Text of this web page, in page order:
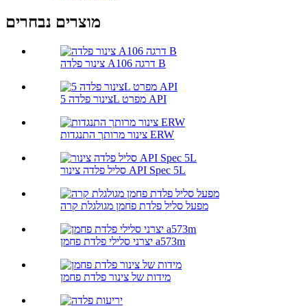
מוצרים נבחרים
צינור פלדה A106 דרגה B
צינור פלדה 5L מפרט API
צינור מרותך התנגדות ERW
סליל פלדה צינור API Spec 5L
מפעל סליל פלדת פחמן מגולגלת קרה
יצרני סלילי פלדת פחמן a573m
מידות של צינור פלדת פחמן